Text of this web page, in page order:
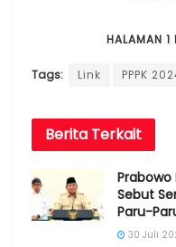
HALAMAN 1
Tags: Link PPPK
Berita Terkait
Sebut
Paru-
30 Juli